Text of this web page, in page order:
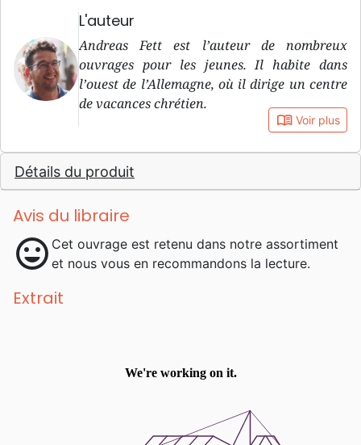
L'auteur
Andreas Fett est l’auteur de nombreux
ouvrages pour les jeunes. Il habite dans
l’ouest de l’Allemagne, où il dirige un centre
de vacances chrétien.
book_open Voir plus
Détails du produit
Avis du libraire
mood Cet ouvrage est retenu dans notre assortiment
et nous vous en recommandons la lecture.
Extrait